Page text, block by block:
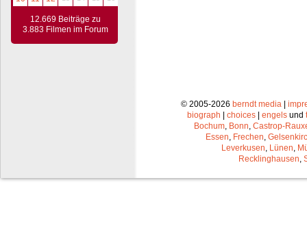
12.669 Beiträge zu
3.883 Filmen im Forum
© 2005-2026 berndt media|
biograph
choices engels und
Bochum, Bonn, Castrop-
Essen, Frechen,
Leverkusen, Lünen,
Recklinghausen,